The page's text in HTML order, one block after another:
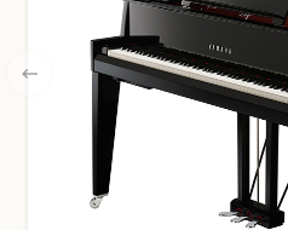
音楽教室・イベント情報
サポート・購入特典